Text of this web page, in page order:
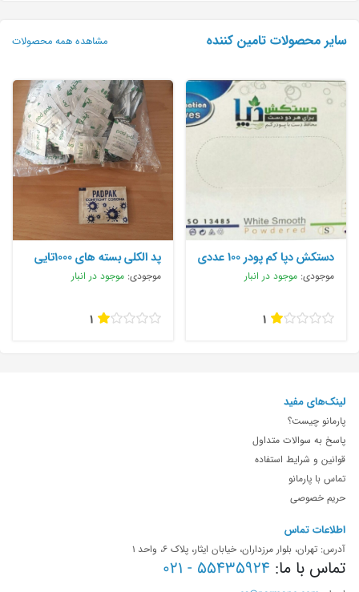
سایر محصولات تامین کننده مشاهده همه محصولات
دستکش دپا کم پودر ۱۰۰ عددی
موجودی: موجود در انبار
1
پد الکلی بسته های ۱۰۰۰تایی
موجودی: موجود در انبار
1
لینک‌های مفید
پارمانو چیست؟
پاسخ به سوالات متداول
قوانین و شرایط استفاده
تماس با پارمانو
حریم خصوصی
اطلاعات تماس
آدرس: تهران، بلوار مرزداران، خیابان ایثار، پلاک 6، واحد 1
تماس با ما: 55435924 - 021